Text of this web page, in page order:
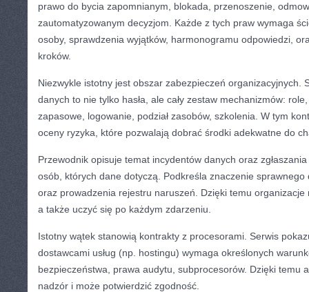
prawo do bycia zapomnianym, blokada, przenoszenie,
zautomatyzowanym decyzjom. Każde z tych praw wymaga
osoby, sprawdzenia wyjątków, harmonogramu odpowiedzi,
kroków.
Niezwykle istotny jest obszar zabezpieczeń organizacyjnych.
danych to nie tylko hasła, ale cały zestaw mechanizmów:
zapasowe, logowanie, podział zasobów, szkolenia. W tym
oceny ryzyka, które pozwalają dobrać środki adekwatne do
Przewodnik opisuje temat incydentów danych oraz
osób, których dane dotyczą. Podkreśla znaczenie sprawnego
oraz prowadzenia rejestru naruszeń. Dzięki temu organizacje
a także uczyć się po każdym zdarzeniu.
Istotny wątek stanowią kontrakty z procesorami. Serwis
dostawcami usług (np. hostingu) wymaga określonych
bezpieczeństwa, prawa audytu, subprocesorów. Dzięki temu
nadzór i może potwierdzić zgodność.